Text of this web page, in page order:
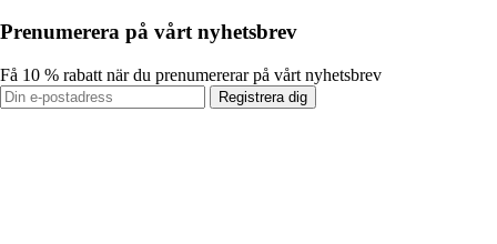
Prenumerera på vårt nyhetsbrev
Få 10 % rabatt när du prenumererar på vårt nyhetsbrev
Registrera dig